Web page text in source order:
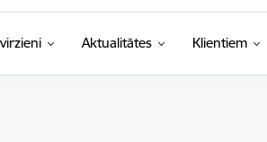
Aktualitātes Klientiem